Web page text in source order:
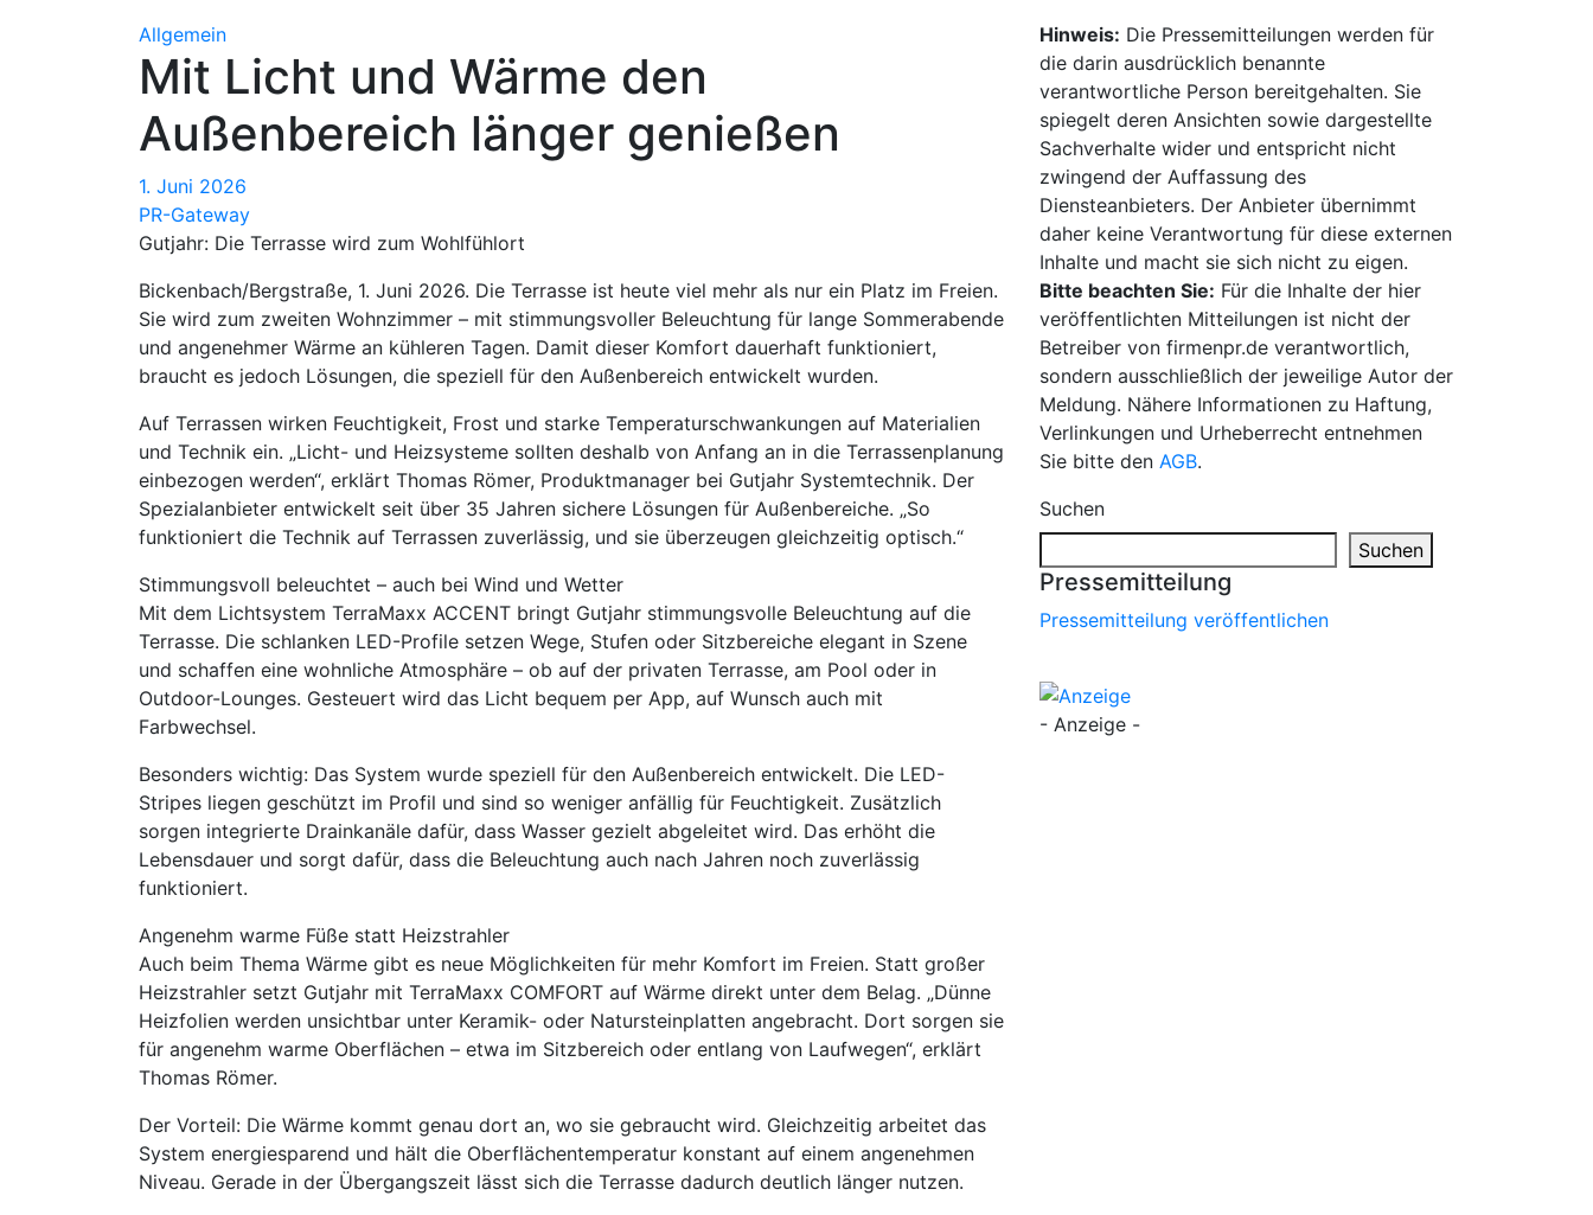
Allgemein
Mit Licht und Wärme den
Außenbereich länger genießen
1. Juni 2026
PR-Gateway
Gutjahr: Die Terrasse wird zum Wohlfühlort
Bickenbach/Bergstraße, 1. Juni 2026. Die Terrasse ist heute viel mehr als nur ein Platz im Freien.
Sie wird zum zweiten Wohnzimmer – mit stimmungsvoller Beleuchtung für lange Sommerabende
und angenehmer Wärme an kühleren Tagen. Damit dieser Komfort dauerhaft funktioniert,
braucht es jedoch Lösungen, die speziell für den Außenbereich entwickelt wurden.
Auf Terrassen wirken Feuchtigkeit, Frost und starke Temperaturschwankungen auf Materialien
und Technik ein. „Licht- und Heizsysteme sollten deshalb von Anfang an in die Terrassenplanung
einbezogen werden“, erklärt Thomas Römer, Produktmanager bei Gutjahr Systemtechnik. Der
Spezialanbieter entwickelt seit über 35 Jahren sichere Lösungen für Außenbereiche. „So
funktioniert die Technik auf Terrassen zuverlässig, und sie überzeugen gleichzeitig optisch.“
Stimmungsvoll beleuchtet – auch bei Wind und Wetter
Mit dem Lichtsystem TerraMaxx ACCENT bringt Gutjahr stimmungsvolle Beleuchtung auf die
Terrasse. Die schlanken LED-Profile setzen Wege, Stufen oder Sitzbereiche elegant in Szene
und schaffen eine wohnliche Atmosphäre – ob auf der privaten Terrasse, am Pool oder in
Outdoor-Lounges. Gesteuert wird das Licht bequem per App, auf Wunsch auch mit
Farbwechsel.
Besonders wichtig: Das System wurde speziell für den Außenbereich entwickelt. Die LED-
Stripes liegen geschützt im Profil und sind so weniger anfällig für Feuchtigkeit. Zusätzlich
sorgen integrierte Drainkanäle dafür, dass Wasser gezielt abgeleitet wird. Das erhöht die
Lebensdauer und sorgt dafür, dass die Beleuchtung auch nach Jahren noch zuverlässig
funktioniert.
Angenehm warme Füße statt Heizstrahler
Auch beim Thema Wärme gibt es neue Möglichkeiten für mehr Komfort im Freien. Statt großer
Heizstrahler setzt Gutjahr mit TerraMaxx COMFORT auf Wärme direkt unter dem Belag. „Dünne
Heizfolien werden unsichtbar unter Keramik- oder Natursteinplatten angebracht. Dort sorgen sie
für angenehm warme Oberflächen – etwa im Sitzbereich oder entlang von Laufwegen“, erklärt
Thomas Römer.
Der Vorteil: Die Wärme kommt genau dort an, wo sie gebraucht wird. Gleichzeitig arbeitet das
System energiesparend und hält die Oberflächentemperatur konstant auf einem angenehmen
Niveau. Gerade in der Übergangszeit lässt sich die Terrasse dadurch deutlich länger nutzen.
Hinweis: Die Pressemitteilungen werden für
die darin ausdrücklich benannte
verantwortliche Person bereitgehalten. Sie
spiegelt deren Ansichten sowie dargestellte
Sachverhalte wider und entspricht nicht
zwingend der Auffassung des
Diensteanbieters. Der Anbieter übernimmt
daher keine Verantwortung für diese externen
Inhalte und macht sie sich nicht zu eigen.
Bitte beachten Sie: Für die Inhalte der hier
veröffentlichten Mitteilungen ist nicht der
Betreiber von firmenpr.de verantwortlich,
sondern ausschließlich der jeweilige Autor der
Meldung. Nähere Informationen zu Haftung,
Verlinkungen und Urheberrecht entnehmen
Sie bitte den AGB.
Suchen
Suchen
Pressemitteilung
Pressemitteilung veröffentlichen
- Anzeige -